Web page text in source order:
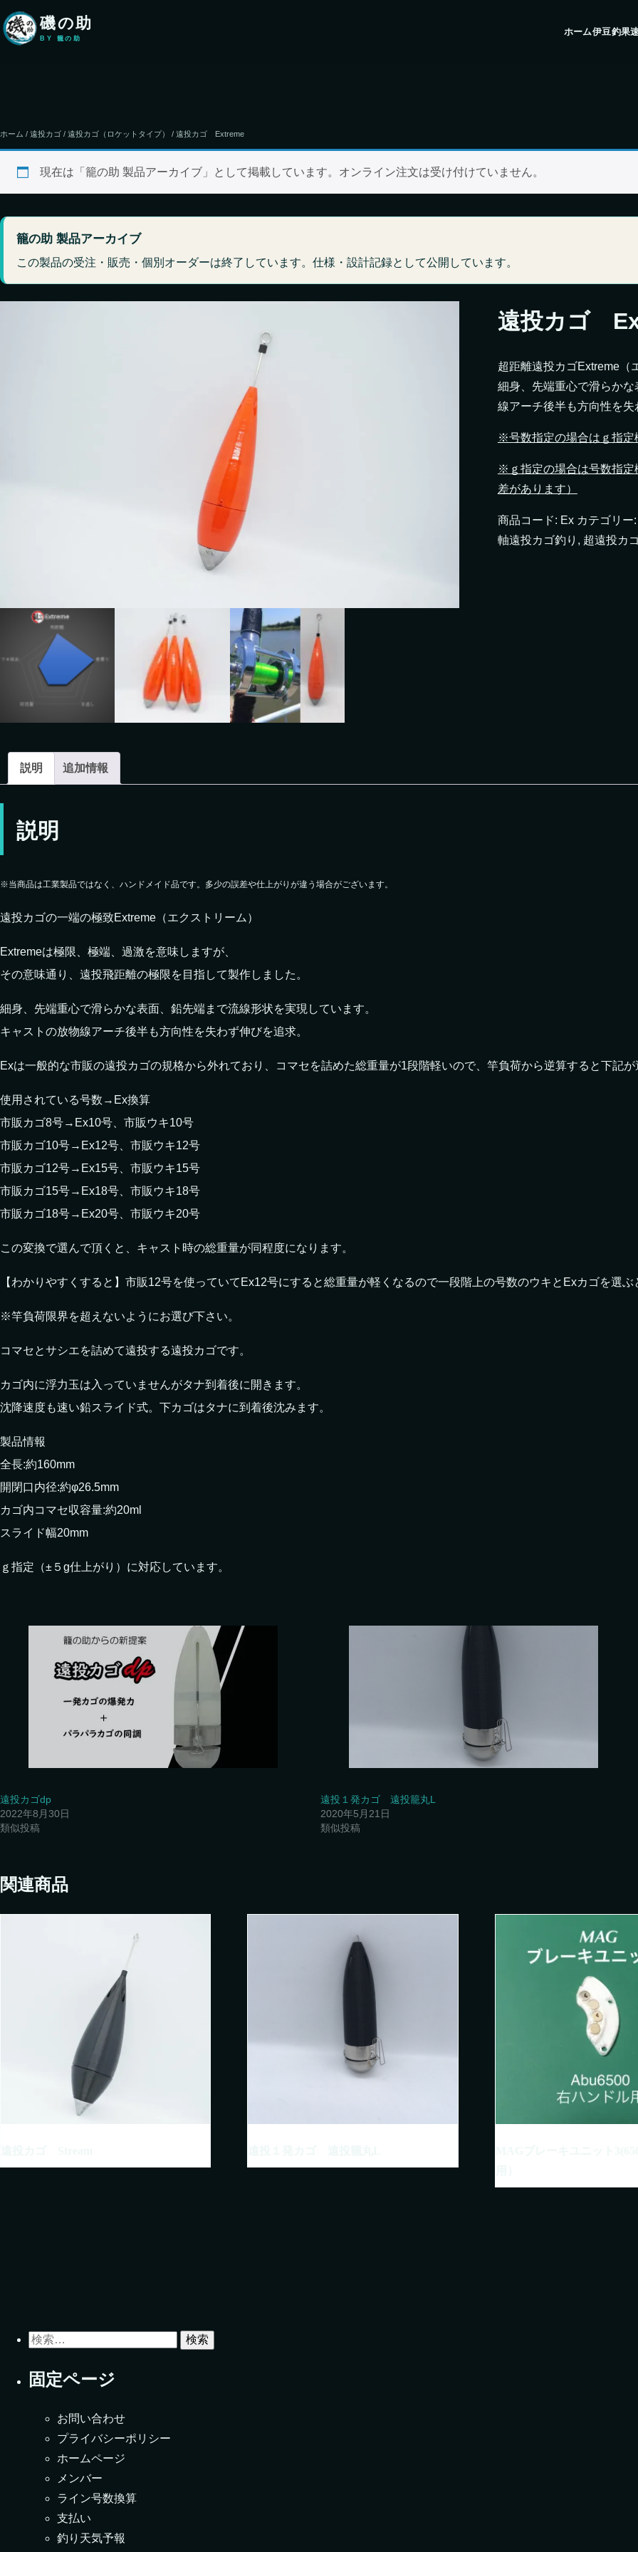
本文へ移動
磯の助
BY 籠の助
ホーム伊豆釣果
ホーム / 遠投カゴ / 遠投カゴ（ロケットタイプ） / 遠投カゴ Extreme
現在は「籠の助 製品アーカイブ」として掲載しています。オンライン注文は受け付けていません。
籠の助 製品アーカイブ
この製品の受注・販売・個別オーダーは終了しています。仕様・設計記録として公開しています。
遠投カゴ
超距離遠投カゴExtreme（
細身、先端重心で滑らか
線アーチ後半も方向性を失
※号数指定の場合はｇ指定
※ｇ指定の場合は号数指定
差があります）
商品コード: Ex カテゴリー:
軸遠投カゴ釣り , 超遠投カ
説明 追加情報
説明
※当商品は工業製品ではなく、ハンドメイド品です。 多少の誤差や仕上がりが違う場合がございます。
遠投カゴの一端の極致Extreme（エクストリーム）
Extremeは極限、極端、過激を意味しますが、
その意味通り、遠投飛距離の極限を目指して製作しました。
細身、先端重心で滑らかな表面、鉛先端まで流線形状を実現してい ます。
キャストの放物線アーチ後半も方向性を失わず伸びを追求。
Exは一般的な市販の遠投カゴの規格から外れており、コマセを詰めた総重量が1段階軽いので、竿負荷から逆算すると下記が
使用されている号数→Ex換算
市販カゴ8号→Ex10号、市販ウキ10号
市販カゴ10号→Ex12号、市販ウキ12号
市販カゴ12号→Ex15号、市販ウキ15号
市販カゴ15号→Ex18号、市販ウキ18号
市販カゴ18号→Ex20号、市販ウキ20号
この変換で選んで頂くと、キャスト時の総重量が同程度になります。
【わかりやすくすると】市販12号を使っていてEx12号にする と総重量が軽くなるので一段階上の号数のウキとExカゴを選ぶ
※竿負荷限界を超えないようにお選び下さい。
コマセとサシエを詰めて遠投する遠投カゴです。
カゴ内に浮力玉は入っていませんがタナ到着後に開きます。
沈降速度も速い鉛スライド式。下カゴはタナに到着後沈みます。
製品情報
全長:約160mm
開閉口内径:約φ26.5mm
カゴ内コマセ収容量:約20ml
スライド幅20mm
ｇ指定（±５g仕上がり）に対応しています。
遠投カゴdp
2022年8月30日
類似投稿
遠投１発カゴ 遠投籠丸L
2020年5月21日
類似投稿
関連商品
検索:
固定ページ
お問い合わせ
プライバシーポリシー
ホームページ
メンバー
ライン号数換算
支払い
釣り天気予報